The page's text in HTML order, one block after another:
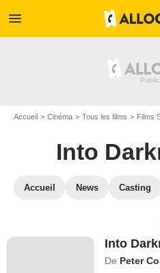
menu
Accueil Cinéma Tous les films Films
Into
Accueil News Casting
Into
De Peter